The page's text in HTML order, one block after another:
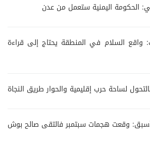
الحكومة اليمنية ستعمل من عدن
واقع السلام في المنطقة يحتاج إلى قراءة
لساحة حرب إقليمية والحوار طريق النجاة
وقعت هجمات سبتمبر فالتقى صالح بوش